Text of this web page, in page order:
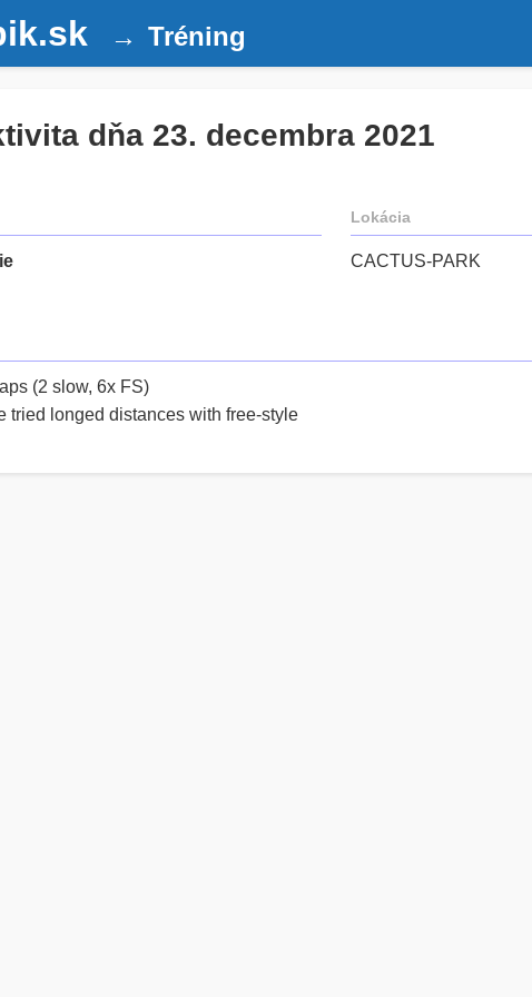
Tréning
dňa 23. decembra 2021
Lokácia
CACTUS-PARK
(2 slow, 6x FS)
tried longed distances with free-style